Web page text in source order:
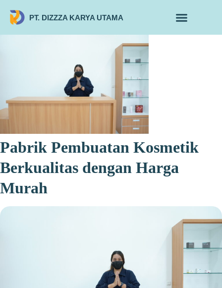
PT. DIZZZA KARYA UTAMA
Pabrik Pembuatan Kosmetik
Berkualitas dengan Harga
Murah